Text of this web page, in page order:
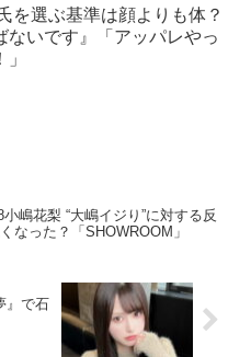
を選ぶ基準は顔よりも体？
ないです』「アッパレやっ
小嶋花梨 “大嶋イジり”に対する反
なった？「SHOWROOM」
』で石